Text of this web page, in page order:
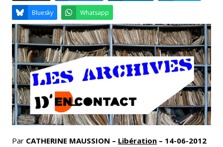
Email Facebook LinkedIn
Bluesky Whatsapp
Par CATHERINE MAUSSION – Libération – 14-06-2012